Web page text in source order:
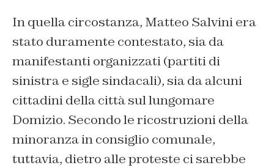
In quella circostanza, Matteo Salvini era
stato duramente contestato, sia da
manifestanti organizzati (partiti di
sinistra e sigle sindacali), sia da alcuni
cittadini della città sul lungomare
Domizio. Secondo le ricostruzioni della
minoranza in consiglio comunale,
tuttavia, dietro alle proteste ci sarebbe